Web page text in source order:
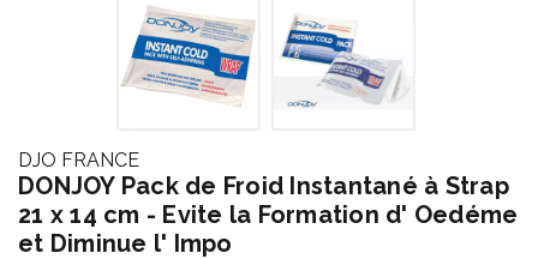
DJO FRANCE
DONJOY Pack de Froid Instantané à Strap
21 x 14 cm - Evite la Formation d' Oedéme
et Diminue l' Impo